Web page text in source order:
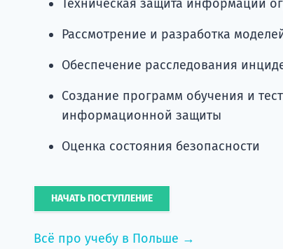
Техническая защита информации
Рассмотрение и разработка
Обеспечение расследования
Создание программ обучения и
информационной защиты
Оценка состояния безопасности
НАЧАТЬ ПОСТУПЛЕНИЕ
Всё про учебу в Польше →